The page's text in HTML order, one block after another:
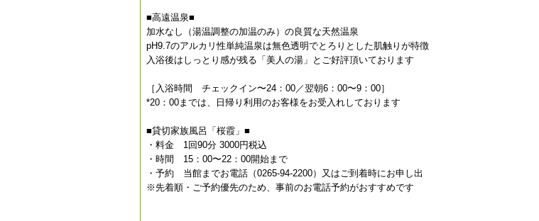
■高遠温泉■
加水なし（湯温調整の加温のみ）の良質な天然温泉
pH9.7のアルカリ性単純温泉は無色透明でとろりとした肌触りが特徴
入浴後はしっとり感が残る「美人の湯」とご好評頂いております
［入浴時間 チェックイン〜24：00／翌朝6：00〜9：00］
*20：00までは、日帰り利用のお客様をお受入れしております
■貸切家族風呂「桜霞」■
・料金 1回90分 3000円税込
・時間 15：00〜22：00開始まで
・予約 当館までお電話（0265-94-2200）又はご到着時にお申し出
※先着順・ご予約優先のため、事前のお電話予約がおすすめです